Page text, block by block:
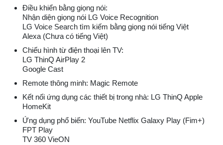
Điều khiển bằng giọng nói:
Nhận diện giọng nói LG Voice Recognition
LG Voice Search tìm kiếm bằng giọng nói tiếng Việt
Alexa (Chưa có tiếng Việt)
Chiếu hình từ điện thoại lên TV:
LG ThinQ AirPlay 2
Google Cast
Remote thông minh: Magic Remote
Kết nối ứng dụng các thiết bị trong nhà: LG ThinQ Apple
HomeKit
Ứng dụng phổ biến: YouTube Netflix Galaxy Play (Fim+)
FPT Play
TV 360 VieON